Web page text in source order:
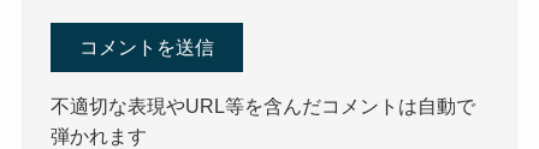
不適切な表現やURL等を含んだコメントは自動で
弾かれます